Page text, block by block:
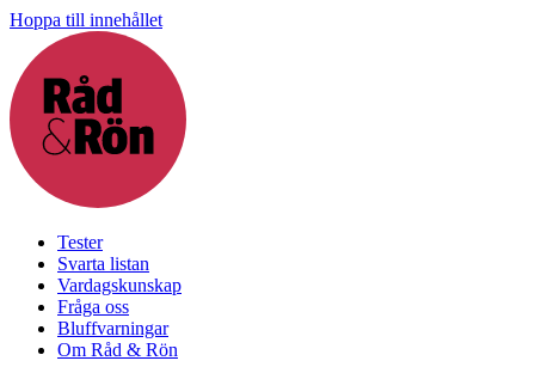
Hoppa till innehållet
Tester
Svarta listan
Vardagskunskap
Fråga oss
Bluffvarningar
Om Råd & Rön